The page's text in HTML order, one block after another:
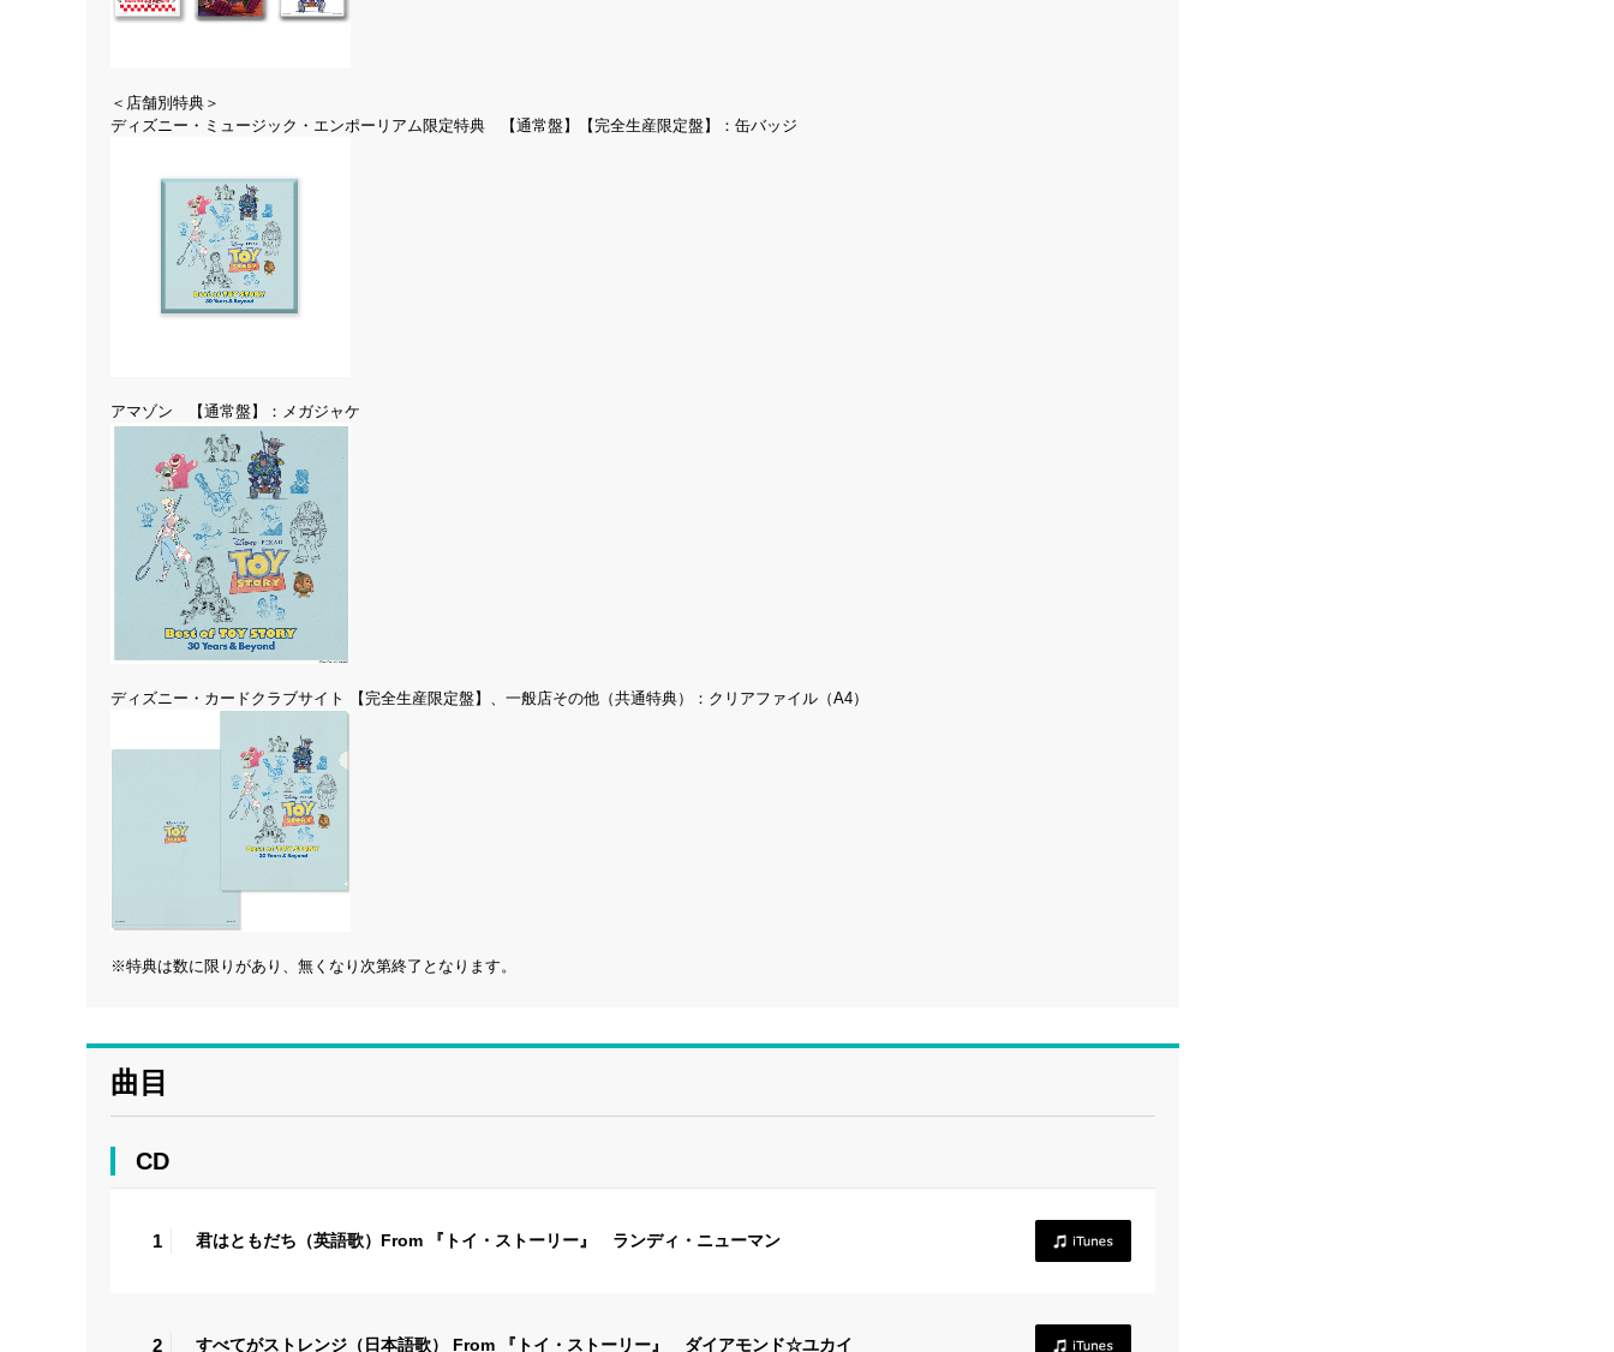
＜店舗別特典＞
ディズニー・ミュージック・エンポーリアム限定特典 【通常盤】【完全生産限定盤】：缶バッジ
アマゾン 【通常盤】：メガジャケ
ディズニー・カードクラブサイト 【完全生産限定盤】、一般店その他（共通特典）：クリアファイル（A4）
※特典は数に限りがあり、無くなり次第終了となります。
曲目
CD
1 君はともだち（英語歌）From 『トイ・ストーリー』 ランディ・ニューマン
2 すべてがストレンジ（日本語歌） From 『トイ・ストーリー』 ダイアモンド☆ユカイ